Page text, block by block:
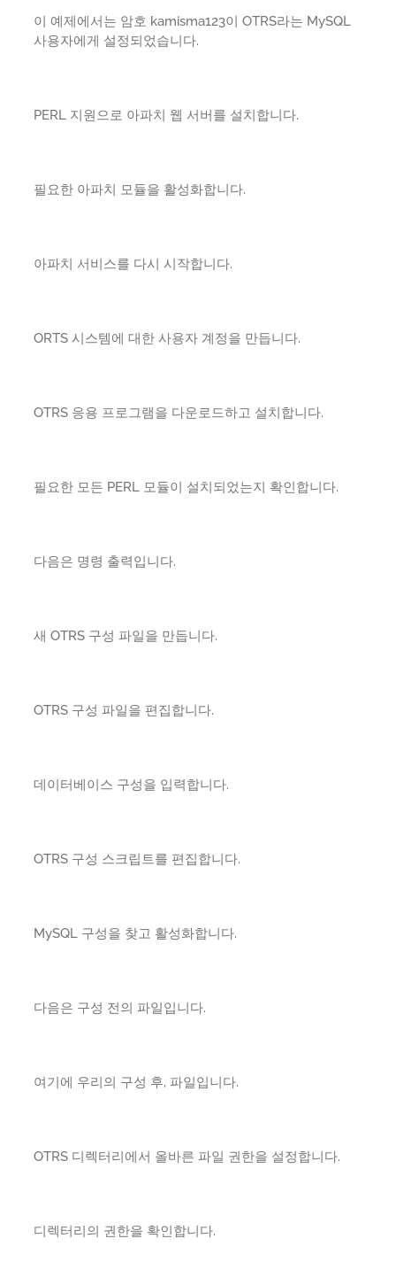
이 예제에서는 암호 kamisma123이 OTRS라는 MySQL
사용자에게 설정되었습니다.
PERL 지원으로 아파치 웹 서버를 설치합니다.
필요한 아파치 모듈을 활성화합니다.
아파치 서비스를 다시 시작합니다.
ORTS 시스템에 대한 사용자 계정을 만듭니다.
OTRS 응용 프로그램을 다운로드하고 설치합니다.
필요한 모든 PERL 모듈이 설치되었는지 확인합니다.
다음은 명령 출력입니다.
새 OTRS 구성 파일을 만듭니다.
OTRS 구성 파일을 편집합니다.
데이터베이스 구성을 입력합니다.
OTRS 구성 스크립트를 편집합니다.
MySQL 구성을 찾고 활성화합니다.
다음은 구성 전의 파일입니다.
여기에 우리의 구성 후, 파일입니다.
OTRS 디렉터리에서 올바른 파일 권한을 설정합니다.
디렉터리의 권한을 확인합니다.